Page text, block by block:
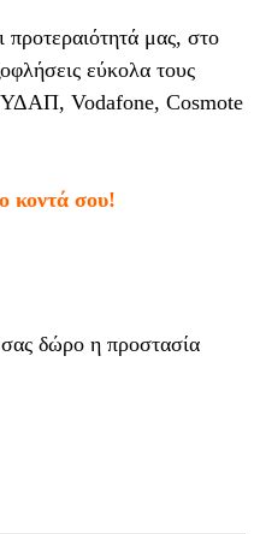
προτεραιότητά μας, στο
εύκολα τους
Vodafone, Cosmote
κοντά σου!
δώρο η προστασία